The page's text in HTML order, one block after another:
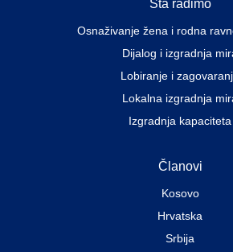
Šta radimo
Osnaživanje žena i rodna
Dijalog i izgradnja
Lobiranje i
Lokalna izgradnja
Izgradnja kapaciteta
Članovi
Kosovo
Hrvatska
Srbija